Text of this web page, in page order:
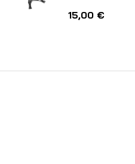
15,00 €